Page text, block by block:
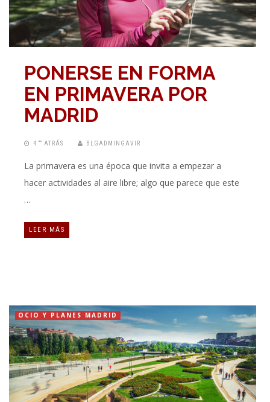
PONERSE EN FORMA
EN PRIMAVERA POR
MADRID
4 “” ATRÁS BLGADMINGAVIR
La primavera es una época que invita a empezar a
hacer actividades al aire libre; algo que parece que este
…
LEER MÁS
OCIO Y PLANES MADRID